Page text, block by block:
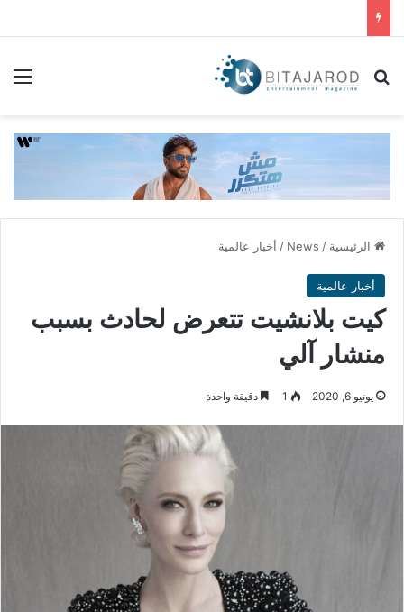
بحث عن
الرئيسية /
News
/ أخبار عالمية
أخبار عالمية
كيت بلانشيت تتعرض لحادث بسبب
منشار آلي
يونيو 6, 2020 1 دقيقة واحدة